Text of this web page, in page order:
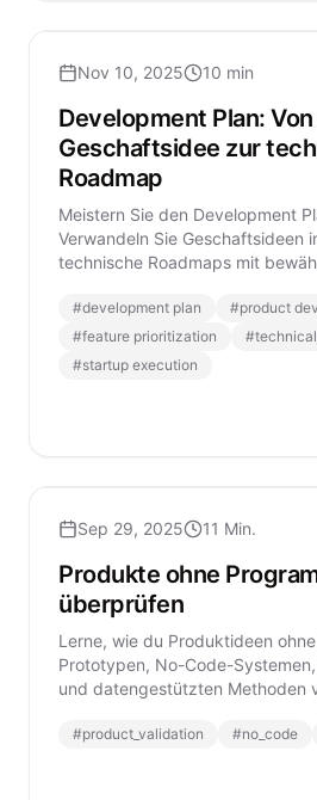
Nov 10, 2025 10 min
Development Plan:
Geschaftsidee zur
Roadmap
Meistern Sie den Development
Verwandeln Sie Geschaftsideen
technische Roadmaps mit
#development plan #product
#feature prioritization #
#startup execution
Sep 29, 2025 11 Min.
Produkte ohne
überprüfen
Lerne, wie du Produktideen
Prototypen, No-Code-
und datengestützten Methoden
#product_validation #no_code